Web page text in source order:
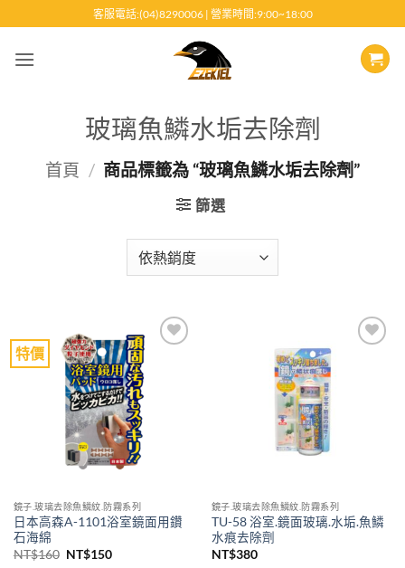
至
客服電話:(04)8290006 | 營業時間:9:00~18:00
玻璃魚鱗水垢去除劑
首頁 / 商品標籤為 “玻璃魚鱗水垢去除劑”
篩選
特價
鏡子.玻璃去除魚鱗紋.防霧系列
日本高森A-1101浴室鏡面用鑽
石海綿
NT$160 原
NT$150目
鏡子.玻璃去除魚鱗紋.防霧系列
TU-58 浴室.鏡面玻璃.水垢.魚鱗
水痕去除劑
NT$380